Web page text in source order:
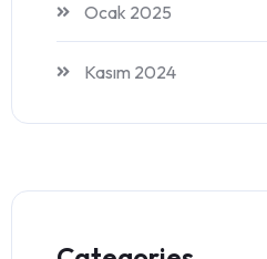
Ocak 2025
Kasım 2024